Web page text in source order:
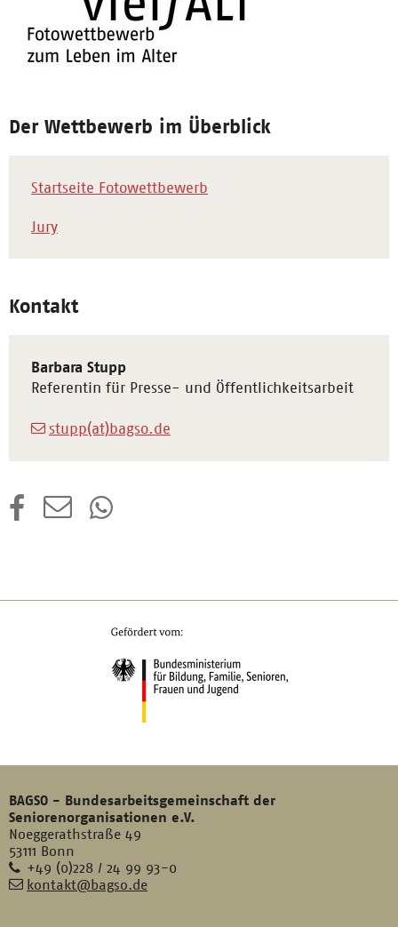
Der Wettbewerb im Überblick
Startseite Fotowettbewerb
Jury
Kontakt
Barbara Stupp
Referentin für Presse- und Öffentlichkeitsarbeit
stupp(at)bagso.de
BAGSO - Bundesarbeitsgemeinschaft der
Seniorenorganisationen e.V.
Noeggerathstraße 49
53111 Bonn
Telefon
+49 (0)228 / 24 99 93-0
E- kontakt@bagso.de